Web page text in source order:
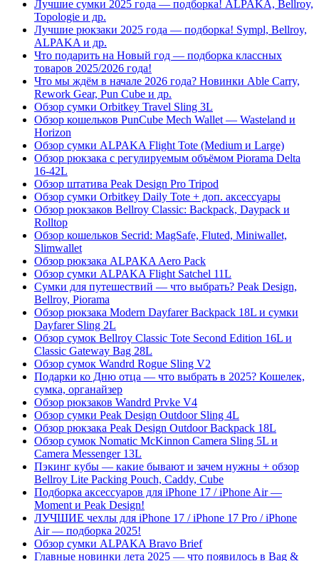
Лучшие сумки 2025 года — подборка! ALPAKA, Bellroy,
Topologie и др.
Лучшие рюкзаки 2025 года — подборка! Sympl, Bellroy,
ALPAKA и др.
Что подарить на Новый год — подборка классных
товаров 2025/2026 года!
Что мы ждём в начале 2026 года? Новинки Able Carry,
Rework Gear, Pun Cube и др.
Обзор сумки Orbitkey Travel Sling 3L
Обзор кошельков PunCube Mech Wallet — Wasteland и
Horizon
Обзор сумки ALPAKA Flight Tote (Medium и Large)
Обзор рюкзака с регулируемым объёмом Piorama Delta
16-42L
Обзор штатива Peak Design Pro Tripod
Обзор сумки Orbitkey Daily Tote + доп. аксессуары
Обзор рюкзаков Bellroy Classic: Backpack, Daypack и
Rolltop
Обзор кошельков Secrid: MagSafe, Fluted, Miniwallet,
Slimwallet
Обзор рюкзака ALPAKA Aero Pack
Обзор сумки ALPAKA Flight Satchel 11L
Сумки для путешествий — что выбрать? Peak Design,
Bellroy, Piorama
Обзор рюкзака Modern Dayfarer Backpack 18L и сумки
Dayfarer Sling 2L
Обзор сумок Bellroy Classic Tote Second Edition 16L и
Classic Gateway Bag 28L
Обзор сумок Wandrd Rogue Sling V2
Подарки ко Дню отца — что выбрать в 2025? Кошелек,
сумка, органайзер
Обзор рюкзаков Wandrd Prvke V4
Обзор сумки Peak Design Outdoor Sling 4L
Обзор рюкзака Peak Design Outdoor Backpack 18L
Обзор сумок Nomatic McKinnon Camera Sling 5L и
Camera Messenger 13L
Пэкинг кубы — какие бывают и зачем нужны + обзор
Bellroy Lite Packing Pouch, Caddy, Cube
Подборка аксессуаров для iPhone 17 / iPhone Air —
Moment и Peak Design!
ЛУЧШИЕ чехлы для iPhone 17 / iPhone 17 Pro / iPhone
Air — подборка 2025!
Обзор сумки ALPAKA Bravo Brief
Главные новинки лета 2025 — что появилось в Bag &